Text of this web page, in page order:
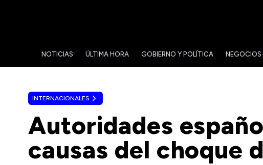
NOTICIAS ÚLTIMA HORA GOBIERNO Y POLÍTICA NEGOCIOS
INTERNACIONALES
Autoridades
causas del choque